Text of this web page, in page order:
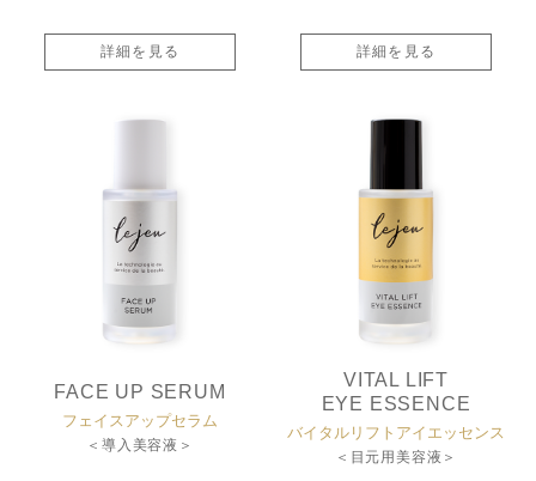
詳細を見る 詳細を見る
FACE UP SERUM
フェイスアップセラム
＜導入美容液＞
VITAL LIFT
EYE ESSENCE
バイタルリフト アイエッセンス
＜目元用美容液＞